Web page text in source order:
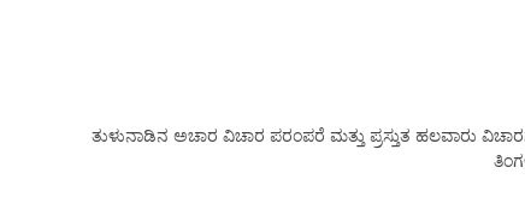
ತುಳುನಾಡಿನ ಅಚಾರ ವಿಚಾರ ಪರಂಪರೆ ಮತ್ತು ಪ್ರಸ್ತುತ ಹಲವಾರು